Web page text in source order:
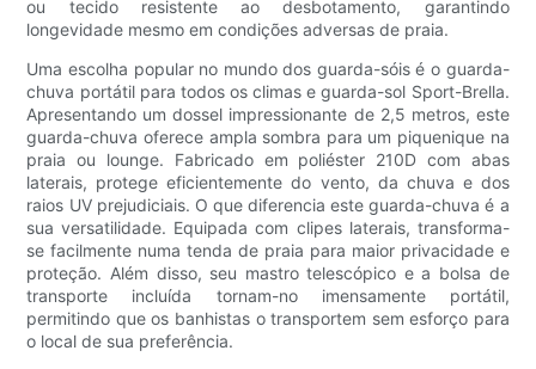
ou tecido resistente ao desbotamento, garantindo
longevidade mesmo em condições adversas de praia.
Uma escolha popular no mundo dos guarda-sóis é o guarda-
chuva portátil para todos os climas e guarda-sol Sport-Brella.
Apresentando um dossel impressionante de 2,5 metros, este
guarda-chuva oferece ampla sombra para um piquenique na
praia ou lounge. Fabricado em poliéster 210D com abas
laterais, protege eficientemente do vento, da chuva e dos
raios UV prejudiciais. O que diferencia este guarda-chuva é a
sua versatilidade. Equipada com clipes laterais, transforma-
se facilmente numa tenda de praia para maior privacidade e
proteção. Além disso, seu mastro telescópico e a bolsa de
transporte incluída tornam-no imensamente portátil,
permitindo que os banhistas o transportem sem esforço para
o local de sua preferência.